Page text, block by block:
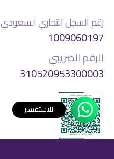
للاستفسار
رقم السجل التجاري السعودي
1009060197
الرقم الضريبي
310520953300003